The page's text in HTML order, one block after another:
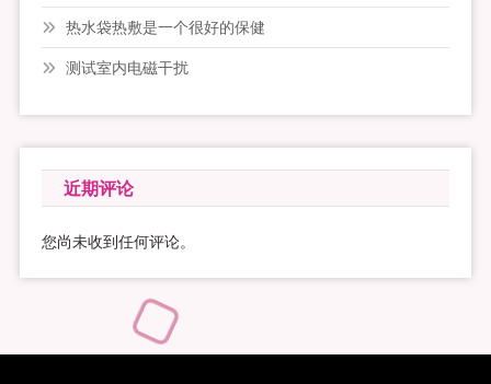
热水袋热敷是一个很好的保健
测试室内电磁干扰
近期评论
您尚未收到任何评论。